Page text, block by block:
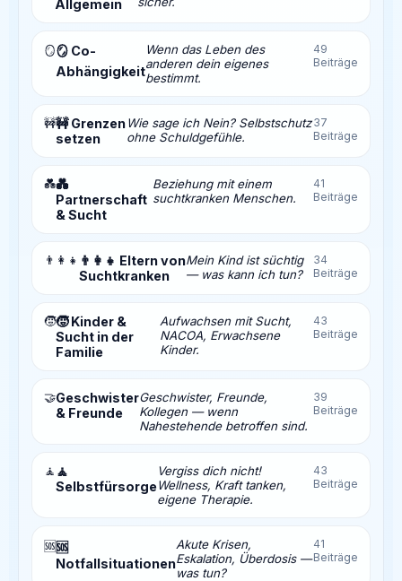
Allgemein
🪞🪞 Co-
Abhängigkeit
Wenn das Leben des
anderen dein eigenes
bestimmt.
49
Beiträge
🚧🚧 Grenzen
setzen
Wie sage ich Nein? Selbstschutz
ohne Schuldgefühle.
37
Beiträge
💑💑
Partnerschaft
& Sucht
Beziehung mit einem
suchtkranken Menschen.
41
Beiträge
👨‍👩‍👧 👨‍👩‍👧 Eltern von
Suchtkranken
Mein Kind ist süchtig
— was kann ich tun?
34
Beiträge
🧒🧒 Kinder &
Sucht in der
Familie
Aufwachsen mit Sucht,
NACOA, Erwachsene
Kinder.
43
Beiträge
🤝Geschwister
& Freunde
Geschwister, Freunde,
Kollegen — wenn
Nahestehende betroffen sind.
39
Beiträge
🧘 🧘
Selbstfürsorge
Vergiss dich nicht!
Wellness, Kraft tanken,
eigene Therapie.
43
Beiträge
🆘🆘
Notfallsituationen
Akute Krisen,
Eskalation, Überdosis —
was tun?
41
Beiträge